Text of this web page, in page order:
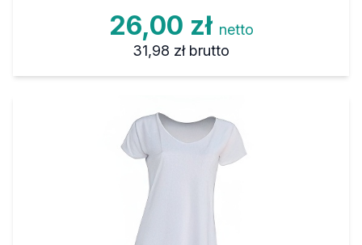
26,00 zł netto
31,98 zł brutto